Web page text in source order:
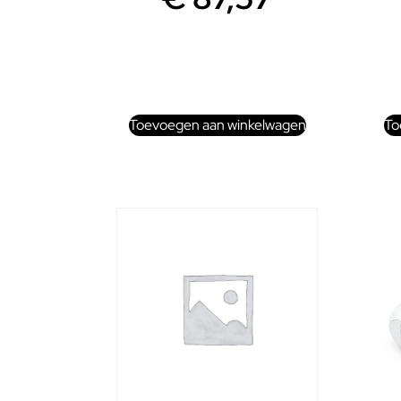
Toevoegen aan winkelwagen